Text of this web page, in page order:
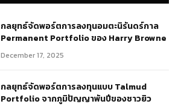
กลยุทธ์​จัดพอร์ตการลงทุนอมตะนิรันดร์กาล
Permanent Portfolio ของ Harry Browne
December 17, 2025
กลยุทธ์จัดพอร์ตการลงทุนแบบ Talmud
Portfolio จากภูมิปัญญาพันปีของชาวยิว